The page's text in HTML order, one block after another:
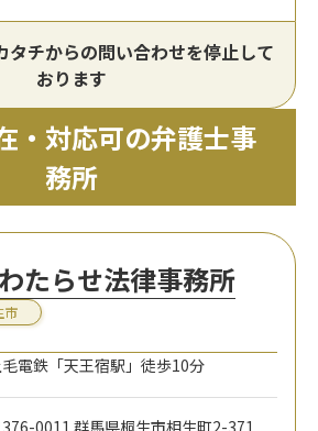
チからの問い合わせを停止して
おります
・対応可の弁護士事
務所
たらせ法律事務所
市
電鉄「天王宿駅」徒歩10分
376-0011 群馬県桐生市相生町2-371